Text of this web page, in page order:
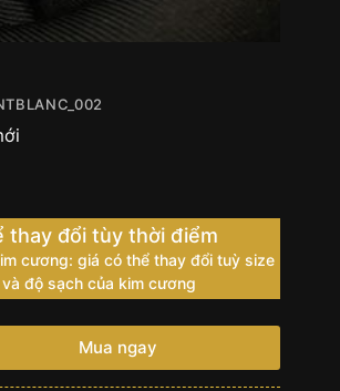
thay đổi tùy thời điểm
cương: giá có thể thay đổi tuỳ size
độ sạch của kim cương
Mua ngay